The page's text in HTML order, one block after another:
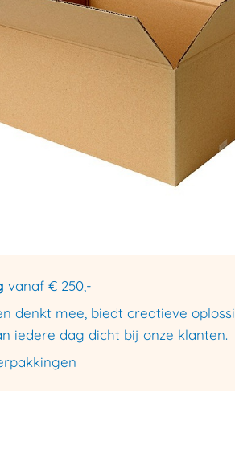
vanaf € 250,-
denkt mee, biedt creatieve
iedere dag dicht bij onze klanten.